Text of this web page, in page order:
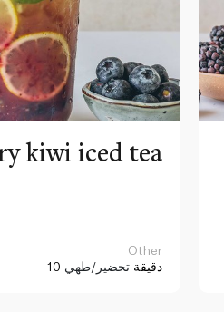
kiwi iced tea
Other
10 دقيقة تحضير/طهي